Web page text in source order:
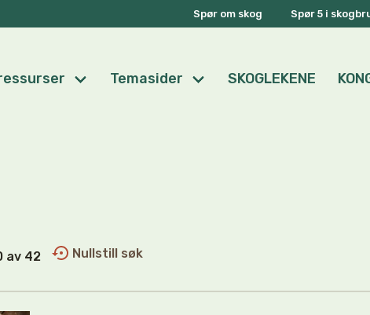
Spør om skog Spør 5 i
Temasider SKOGLEKENE
av 42 Nullstill søk